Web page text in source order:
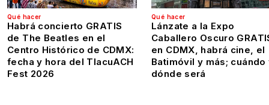
Qué hacer
Habrá concierto GRATIS
de The Beatles en el
Centro Histórico de CDMX:
fecha y hora del TlacuACH
Fest 2026
Qué hacer
Lánzate a la Expo
Caballero Oscuro
en CDMX, habrá cine, el
Batimóvil y más; cuándo
dónde será